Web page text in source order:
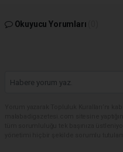
Okuyucu Yorumları